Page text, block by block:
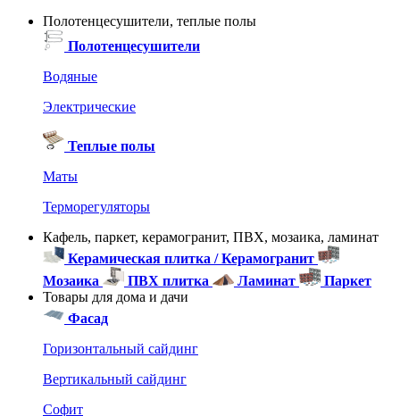
Полотенцесушители, теплые полы
Полотенцесушители
Водяные
Электрические
Теплые полы
Маты
Терморегуляторы
Кафель, паркет, керамогранит, ПВХ, мозаика, ламинат
Керамическая плитка / Керамогранит
Мозаика
ПВХ плитка Ламинат
Паркет
Товары для дома и дачи
Фасад
Горизонтальный сайдинг
Вертикальный сайдинг
Софит